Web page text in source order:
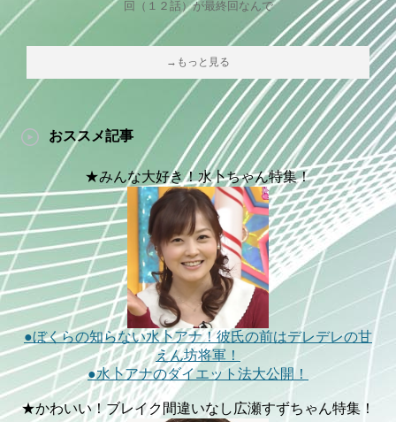
回（１２話）が最終回なんで
→もっと見る
おススメ記事
★みんな大好き！水卜ちゃん特集！
●ぼくらの知らない水卜アナ！彼氏の前はデレデレの甘
えん坊将軍！
●水卜アナのダイエット法大公開！
★かわいい！ブレイク間違いなし広瀬すずちゃん特集！